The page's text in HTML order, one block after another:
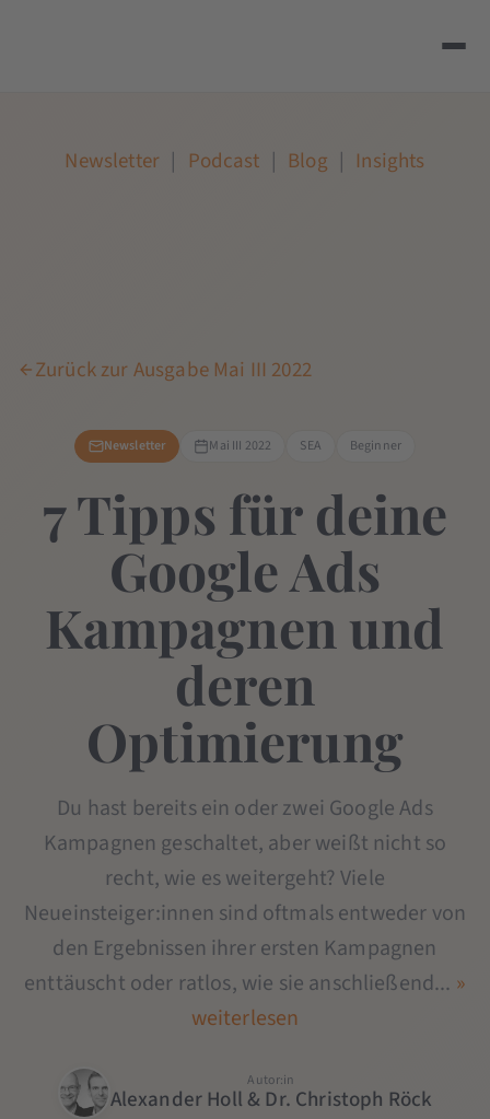
Newsletter | Podcast | Blog | Insights
Zurück zur Ausgabe Mai III 2022
Newsletter Mai III 2022 SEA Beginner
7 Tipps für deine
Google Ads
Kampagnen und
deren
Optimierung
Du hast bereits ein oder zwei Google Ads
Kampagnen geschaltet, aber weißt nicht so
recht, wie es weitergeht? Viele
Neueinsteiger:innen sind oftmals entweder von
den Ergebnissen ihrer ersten Kampagnen
enttäuscht oder ratlos, wie sie anschließend... »
weiterlesen
Autor:in
Alexander Holl & Dr. Christoph Röck